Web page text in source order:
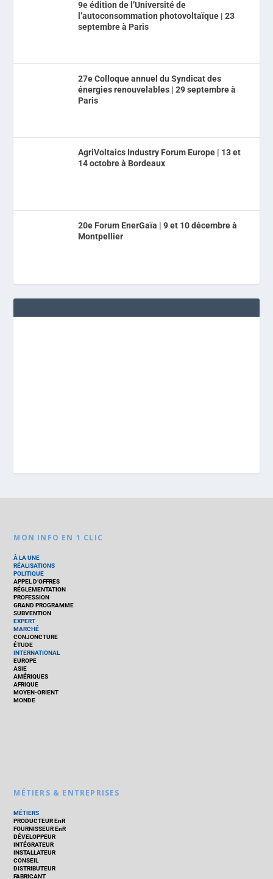
9e édition de l’Université de
l’autoconsommation photovoltaïque | 23
septembre à Paris
27e Colloque annuel du Syndicat des
énergies renouvelables | 29 septembre à
Paris
AgriVoltaics Industry Forum Europe | 13 et
14 octobre à Bordeaux
20e Forum EnerGaïa | 9 et 10 décembre à
Montpellier
MON INFO EN 1 CLIC
À LA UNE
RÉALISATIONS
POLITIQUE
APPEL D’OFFRES
RÉGLEMENTATION
PROFESSION
GRAND PROGRAMME
SUBVENTION
EXPERT
MARCHÉ
CONJONCTURE
ÉTUDE
INTERNATIONAL
EUROPE
ASIE
AMÉRIQUES
AFRIQUE
MOYEN-ORIENT
MONDE
MÉTIERS & ENTREPRISES
MÉTIERS
PRODUCTEUR EnR
FOURNISSEUR EnR
DÉVELOPPEUR
INTÉGRATEUR
INSTALLATEUR
CONSEIL
DISTRIBUTEUR
FABRICANT